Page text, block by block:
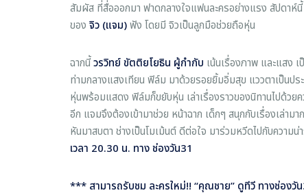
สัมผัส ที่สื่อออกมา ฟาดกลางใจแฟนละครอย่างแรง สัปดาห์
ของ จิว (แจม)ฟัง โดยมี จิวเป็นลูกมือช่วยถือหุ่น
ฉากนี้วรวิทย์ ขัตติยโยธิน ผู้กำกับ เน้นเรื่องภาพ และแสง
ท่ามกลางแสงเทียน ฟิล์ม มาด้วยรอยยิ้มอิ่มสุข แววตาเป็นป
หุ่นพร้อมแสดง ฟิล์มก็ขยับหุ่น เล่าเรื่องราวของนิทานไปด้วย
อีก แจมจึงต้องเข้ามาช่วย หน้าฉาก เด็กๆ สนุกกับเรื่องเล่า
หันมาสบตา ช่างเป็นโมเม้นต์ ดีต่อใจ มาร่วมหวีดไปกับความ
เวลา 20.30 น. ทาง ช่องวัน31
*** สามารถรับชม ละครใหม่!! “คุณชาย” ดูทีวี ทางช่องวัน